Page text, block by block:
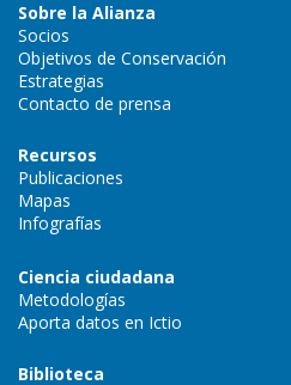
Sobre la Alianza
Socios
Objetivos de Conservación
Estrategias
Contacto de prensa
Recursos
Publicaciones
Mapas
Infografías
Ciencia ciudadana
Metodologías
Aporta datos en Ictio
Biblioteca